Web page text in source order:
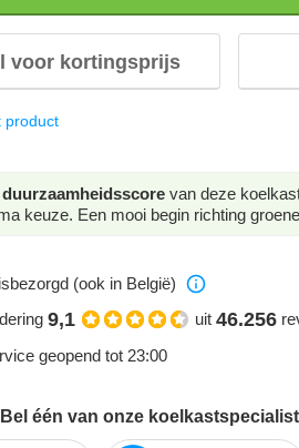
voor kortingsprijs
product
duurzaamheidsscore van deze
keuze. Een mooi begin richting
(ook in België)
9,1 uit 46.256
geopend tot 23:00
één van onze